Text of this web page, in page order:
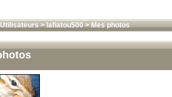
Utilisateurs>lafiatou500>Mes photos